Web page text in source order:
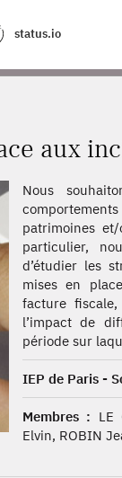
status.io
aux
Nous
patrimoines
particulier,
d’étudier les
mises en
facture
l’impact de
période sur
IEP de Paris -
Membres : LE
Elvin, ROBIN